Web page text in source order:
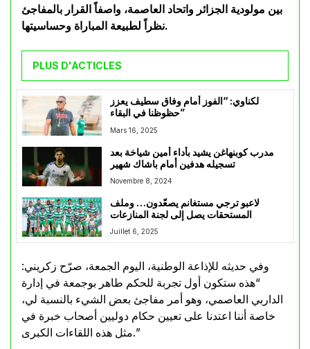
بين مولودية الجزائر واتحاد العاصمة، واصفاً القرار بالمفاجئ
نظراً لطبيعة المباراة وحساسيتها.
PLUS D'ACTICLES
لكناوي: “الفوز أمام وفاق سطيف يعزز
حظوظنا في البقاء”
Mars 16, 2025
مدرب كوبنهاغن يشيد بأداء أمين شياخة بعد
تسجيله هدفين أمام باشاك شهير
Novembre 8, 2024
لاعبو ترجي مستغانم يصعّدون… وملف
المستحقات يصل إلى لجنة المنازعات
Juillet 6, 2025
وفي حديثه للإذاعة الوطنية، اليوم الجمعة، صرّح زكريني:
“هذه ستكون أول تجربة للحكم طاهر بوجمعة في إدارة
الداربي العاصمي، وهو أمر مفاجئ بعض الشيء بالنسبة لي،
خاصة أننا اعتدنا على تعيين حكام دوليين أصحاب خبرة في
مثل هذه اللقاءات الكبرى.”